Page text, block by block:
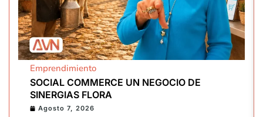
Emprendimiento
SOCIAL COMMERCE UN NEGOCIO DE
SINERGIAS FLORA
Agosto 7, 2026